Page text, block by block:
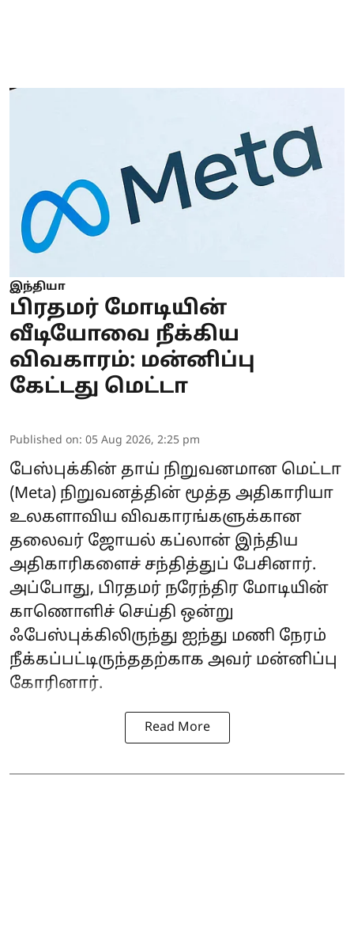
இந்தியா
பிரதமர் மோடியின்
வீடியோவை நீக்கிய
விவகாரம்: மன்னிப்பு
கேட்டது மெட்டா
Published on: 05 Aug 2026, 2:25 pm
பேஸ்புக்கின் தாய் நிறுவனமான மெட்டா
(Meta) நிறுவனத்தின் மூத்த அதிகாரியா
உலகளாவிய விவகாரங்களுக்கான
தலைவர் ஜோயல் கப்லான் இந்திய
அதிகாரிகளைச் சந்தித்துப் பேசினார்.
அப்போது, ​​பிரதமர் நரேந்திர மோடியின்
காணொளிச் செய்தி ஒன்று
ஃபேஸ்புக்கிலிருந்து ஐந்து மணி நேரம்
நீக்கப்பட்டிருந்ததற்காக அவர் மன்னிப்பு
கோரினார்.
Read More